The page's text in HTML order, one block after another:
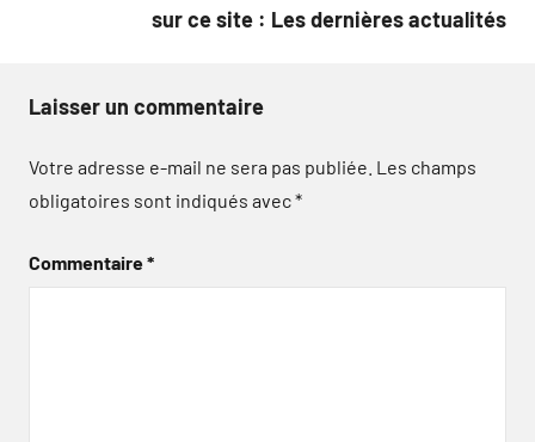
sur ce site : Les dernières actualités
Laisser un commentaire
Votre adresse e-mail ne sera pas publiée. Les champs
obligatoires sont indiqués avec*
Commentaire*